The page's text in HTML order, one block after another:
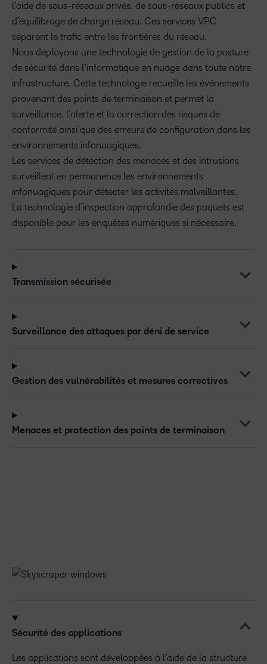
l’aide de sous-réseaux privés, de sous-réseaux publics et
d’équilibrage de charge réseau. Ces services VPC
séparent le trafic entre les frontières du réseau.
Nous déployons une technologie de gestion de la posture
de sécurité dans l’informatique en nuage dans toute notre
infrastructure. Cette technologie recueille les événements
provenant des points de terminaison et permet la
surveillance, l’alerte et la correction des risques de
conformité ainsi que des erreurs de configuration dans les
environnements infonuagiques.
Les services de détection des menaces et des intrusions
surveillent en permanence les environnements
infonuagiques pour détecter les activités malveillantes.
La technologie d’inspection approfondie des paquets est
disponible pour les enquêtes numériques si nécessaire.
Transmission sécurisée
Surveillance des attaques par déni de service
Gestion des vulnérabilités et mesures correctives
Menaces et protection des points de terminaison
Sécurité des applications
Les applications sont développées à l’aide de la structure